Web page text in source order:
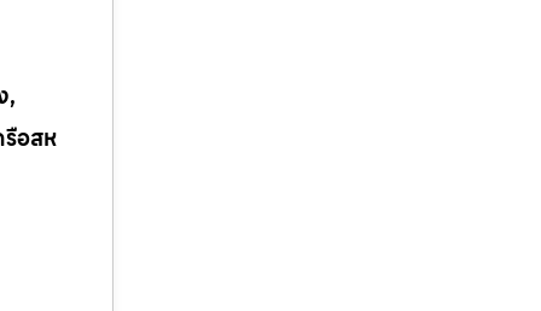
,
อสห